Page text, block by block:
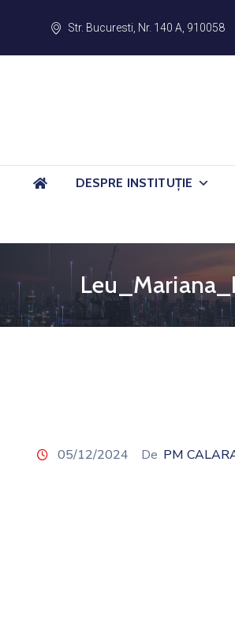
Str. Bucuresti, Nr. 140 A, 910058
DESPRE INSTITUȚIE
05/12/2024 De PM